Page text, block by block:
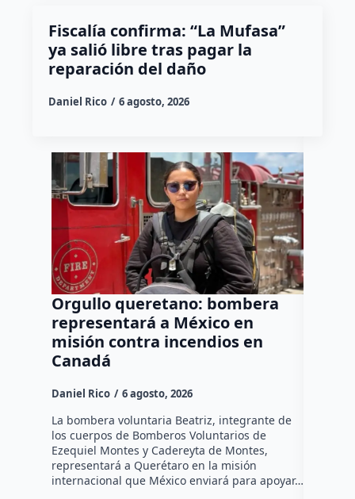
Fiscalía confirma: “La Mufasa”
ya salió libre tras pagar la
reparación del daño
Daniel Rico 6 agosto, 2026
Orgullo queretano: bombera
representará a México en
misión contra incendios en
Canadá
Daniel Rico 6 agosto, 2026
La bombera voluntaria Beatriz, integrante de
los cuerpos de Bomberos Voluntarios de
Ezequiel Montes y Cadereyta de Montes,
representará a Querétaro en la misión
internacional que México enviará para apoyar…